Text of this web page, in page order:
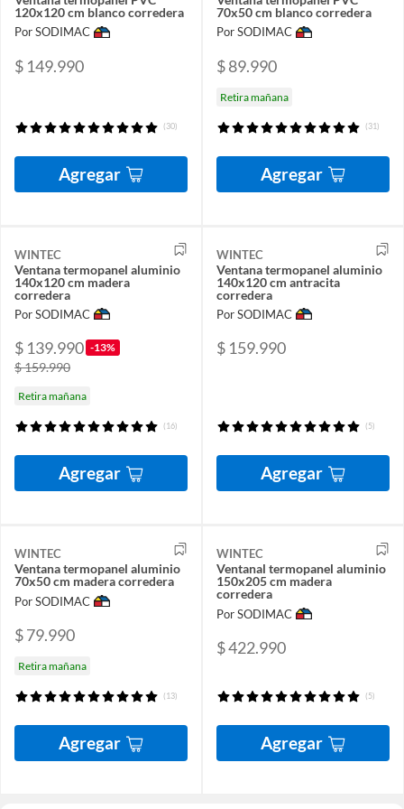
120x120 cm blanco corredera
Por SODIMAC
$ 149.990
(30)
Agregar
70x50 cm blanco corredera
Por SODIMAC
$ 89.990
Retira mañana
(31)
Agregar
WINTEC
Ventana termopanel aluminio
140x120 cm madera
corredera
Por SODIMAC
$ 139.990 -13%
$ 159.990
Retira mañana
(16)
Agregar
WINTEC
Ventana termopanel aluminio
140x120 cm antracita
corredera
Por SODIMAC
$ 159.990
(5)
Agregar
WINTEC
Ventana termopanel aluminio
70x50 cm madera corredera
Por SODIMAC
$ 79.990
Retira mañana
(13)
Agregar
WINTEC
Ventanal termopanel aluminio
150x205 cm madera
corredera
Por SODIMAC
$ 422.990
(5)
Agregar